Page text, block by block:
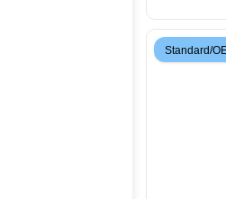
Standard/